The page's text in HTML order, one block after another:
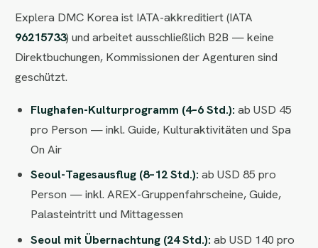
Explera DMC Korea ist IATA-akkreditiert (IATA
96215733) und arbeitet ausschließlich B2B — keine
Direktbuchungen, Kommissionen der Agenturen sind
geschützt.
Flughafen-Kulturprogramm (4–6 Std.): ab USD 45
pro Person — inkl. Guide, Kulturaktivitäten und Spa
On Air
Seoul-Tagesausflug (8–12 Std.): ab USD 85 pro
Person — inkl. AREX-Gruppenfahrscheine, Guide,
Palasteintritt und Mittagessen
Seoul mit Übernachtung (24 Std.): ab USD 140 pro